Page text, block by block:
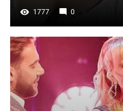
1777 0